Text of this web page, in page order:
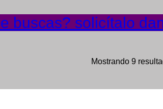
buscas? solicítalo
Mostrando 9